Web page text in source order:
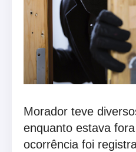
Morador teve
enquanto estava
ocorrência foi